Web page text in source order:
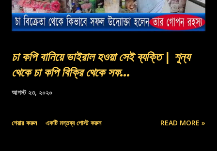
চা কপি বানিয়ে ভাইরাল হওয়া সেই ব্যক্তি | শূন্য
থেকে চা কপি বিক্রি থেকে সফ...
আগস্ট ২৩, ২০২০
শেয়ার করুন একটি মন্তব্য পোস্ট করুন READ MORE »